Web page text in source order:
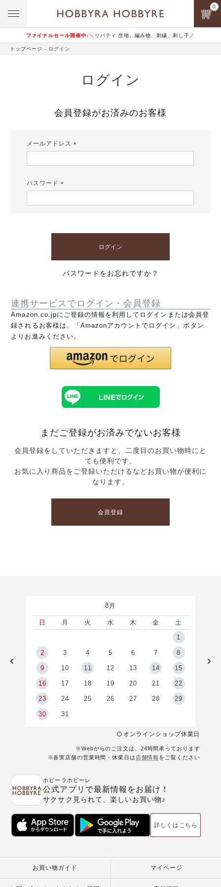
ファイナルセール開催中♪ ＼リバティ 生地、編み物、刺繍、刺し子／
0
トップページ ログイン
ログイン
会員登録がお済みのお客様
メールアドレス
パスワード
ログイン
パスワードをお忘れですか？
連携サービスでログイン・会員登録
Amazon.co.jpにご登録の情報を利用してログインまたは会員登
録されるお客様は、「Amazonアカウントでログイン」ボタン
よりお進みください。
まだご登録がお済みでないお客様
会員登録をしていただきますと、二度目のお買い物時にと
ても便利です。
お気に入り商品をご登録いただけるなどお買い物が便利に
なります。
会員登録
8月
日 月 火 水 木 金
土
1
2 3 4 5 6 7 8
9 10 11 12 13 14 15
16 17 18 19 20 21 22
23 24 25 26 27 28 29
30 31
オンラインショップ休業日
※Webからのご注文は、24時間承っております
※各実店舗の営業時間・休業日は 店舗情報 をご覧ください
ホビーラホビーレ
公式アプリで最新情報をお届け！
サクサク見られて、楽しいお買い物♪
詳しくはこちら
お買い物ガイド マイページ